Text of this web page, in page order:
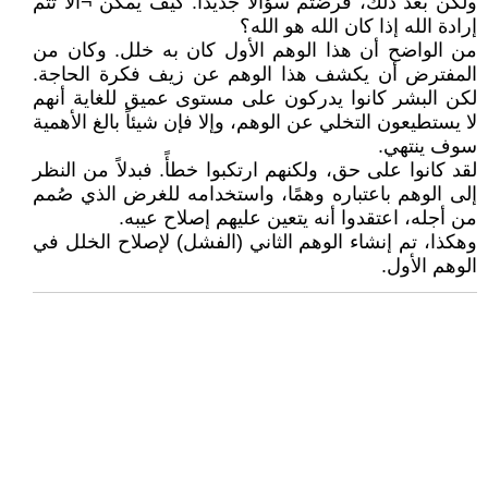
إرادة الله إذا كان الله هو الله؟
من الواضح أن هذا الوهم الأول كان به خلل. وكان من
المفترض أن يكشف هذا الوهم عن زيف فكرة الحاجة.
لكن البشر كانوا يدركون على مستوى عميق للغاية أنهم
لا يستطيعون التخلي عن الوهم، وإلا فإن شيئاً بالغ الأهمية
سوف ينتهي.
لقد كانوا على حق، ولكنهم ارتكبوا خطأً. فبدلاً من النظر
إلى الوهم باعتباره وهمًا، واستخدامه للغرض الذي صُمم
من أجله، اعتقدوا أنه يتعين عليهم إصلاح عيبه.
وهكذا، تم إنشاء الوهم الثاني (الفشل) لإصلاح الخلل في
الوهم الأول.